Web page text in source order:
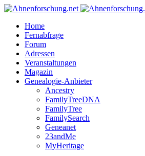
Home
Fernabfrage
Forum
Adressen
Veranstaltungen
Magazin
Genealogie-Anbieter
Ancestry
FamilyTreeDNA
FamilyTree
FamilySearch
Geneanet
23andMe
MyHeritage